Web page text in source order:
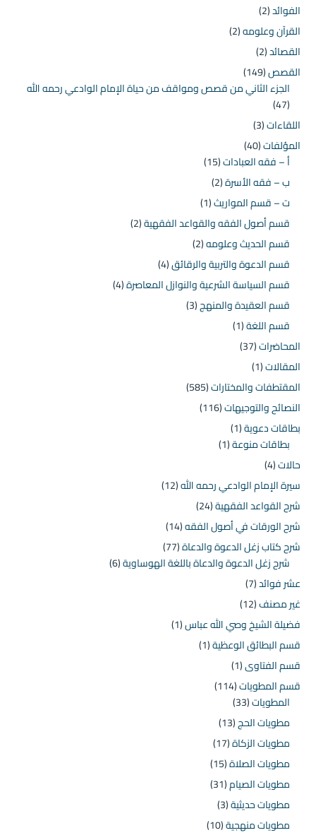
الفوائد(2)
القرآن وعلومه(2)
القصائد(2)
القصص(149)
الجزء الثاني من قصص ومواقف من حياة الإمام الوادعي رحمه الله
(47)
اللقاءات(3)
المؤلفات(40)
أ – فقه العبادات(15)
ب – فقه الأسرة(2)
ت – قسم المواريث(1)
قسم أصول الفقه والقواعد الفقهية(2)
قسم الحديث وعلومه(2)
قسم الدعوة والتربية والرقائق(4)
قسم السياسة الشرعية والنوازل المعاصرة(4)
قسم العقيدة والمنهج(3)
قسم اللغة(1)
المحاضرات(37)
المقالات(1)
المقتطفات والمختارات(585)
النصائح والتوجيهات(116)
بطاقات دعوية(1)
بطاقات منوعة(1)
حالات(4)
سيرة الإمام الوادعي رحمه الله(12)
شرح القواعد الفقهية(24)
شرح الورقات في أصول الفقه(14)
شرح كتاب زغل الدعوة والدعاة(77)
شرح زغل الدعوة والدعاة باللغة الهوساوية(6)
عشر فوائد(7)
غير مصنف(12)
فضيلة الشيخ وصي الله عباس(1)
قسم البطائق الوعظية(1)
قسم الفتاوى(1)
قسم المطويات(114)
المطويات(33)
مطويات الحج(13)
مطويات الزكاة(17)
مطويات الصلاة(15)
مطويات الصيام(31)
مطويات حديثية(3)
مطويات منهجية(10)